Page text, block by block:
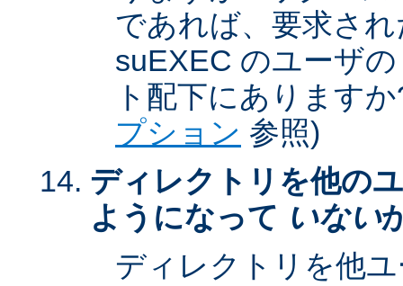
であれば、要求さ
suEXEC のユーザ
ト配下にあります
プション 参照)
ディレクトリを他の
ようになって いない
ディレクトリを他